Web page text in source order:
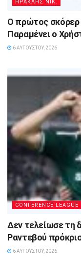
ΗΡΑΚΛΗΣ ΝΙΚ.
Ο πρώτος σκόρερ
Παραμένει ο
6 ΑΥΓΟΎΣΤΟΥ, 2026
CONFERENCE LEAGUE
Δεν τελείωσε τη
Ραντεβού
6 ΑΥΓΟΎΣΤΟΥ, 2026